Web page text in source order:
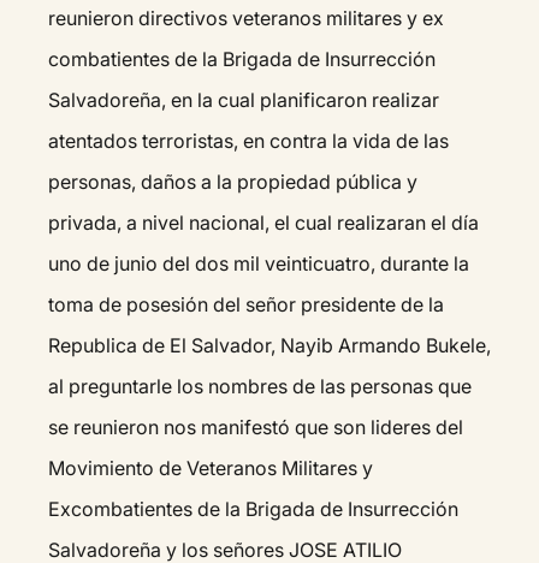
reunieron directivos veteranos militares y ex
combatientes de la Brigada de Insurrección
Salvadoreña, en la cual planificaron realizar
atentados terroristas, en contra la vida de las
personas, daños a la propiedad pública y
privada, a nivel nacional, el cual realizaran el día
uno de junio del dos mil veinticuatro, durante la
toma de posesión del señor presidente de la
Republica de El Salvador, Nayib Armando Bukele,
al preguntarle los nombres de las personas que
se reunieron nos manifestó que son lideres del
Movimiento de Veteranos Militares y
Excombatientes de la Brigada de Insurrección
Salvadoreña y los señores JOSE ATILIO